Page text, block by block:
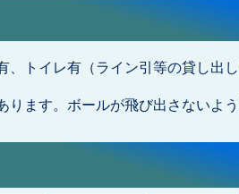
、トイレ有（ライン引等の貸し出
ります。ボールが飛び出さないよ